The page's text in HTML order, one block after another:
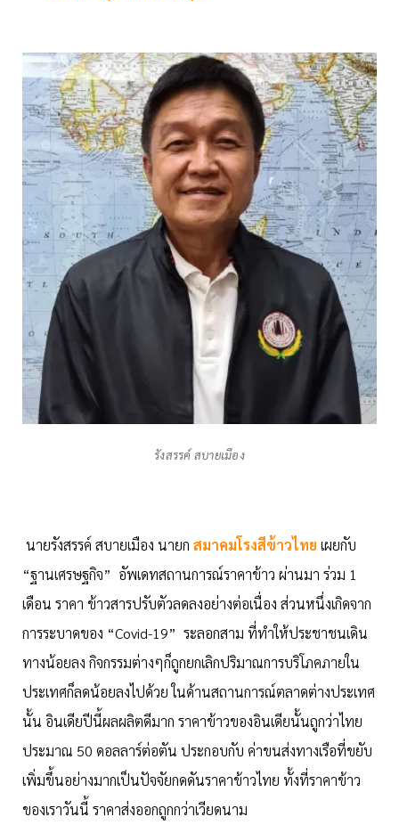
รังสรรค์ สบายเมือง
นายรังสรรค์ สบายเมือง นายก สมาคมโรงสีข้าวไทย เผยกับ
“ฐานเศรษฐกิจ” อัพเดทสถานการณ์ราคาข้าว ผ่านมา ร่วม 1
เดือน ราคา ข้าวสารปรับตัวลดลงอย่างต่อเนื่อง ส่วนหนึ่งเกิดจาก
การระบาดของ “Covid-19” ระลอกสาม ที่ทำให้ประชาชนเดิน
ทางน้อยลง กิจกรรมต่างๆก็ถูกยกเลิกปริมาณการบริโภคภายใน
ประเทศก็ลดน้อยลงไปด้วย ในด้านสถานการณ์ตลาดต่างประเทศ
นั้น อินเดียปีนี้ผลผลิตดีมาก ราคาข้าวของอินเดียนั้นถูกว่าไทย
ประมาณ 50 ดอลลาร์ต่อตัน ประกอบกับ ค่าขนส่งทางเรือที่ขยับ
เพิ่มขึ้นอย่างมากเป็นปัจจัยกดดันราคาข้าวไทย ทั้งที่ราคาข้าว
ของเราวันนี้ ราคาส่งออกถูกกว่าเวียดนาม